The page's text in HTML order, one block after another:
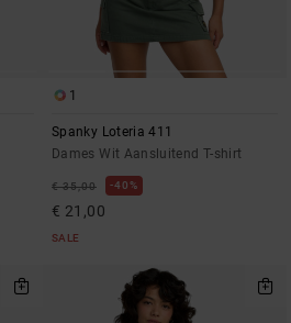
1
Spanky Loteria 411
Dames Wit Aansluitend T-shirt
€ 35,00 40%
€ 21,00
SALE